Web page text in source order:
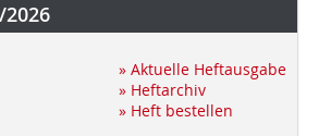
2026
» Aktuelle Heftausgabe
» Heftarchiv
» Heft bestellen